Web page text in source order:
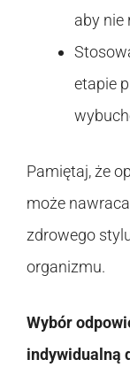
aby nie
etapie
Pamiętaj, że
może
zdrowego
organizmu.
Wybór
indywidualną